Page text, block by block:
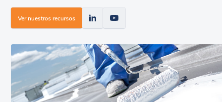
Ver nuestros recursos